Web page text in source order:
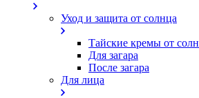
Уход и защита от солнца
Тайские кремы от
Для загара
После загара
Для лица